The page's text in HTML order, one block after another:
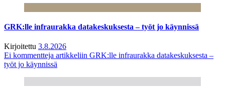
GRK:lle infraurakka datakeskuksesta – työt jo käynnissä
Kirjoitettu 3.8.2026
Ei kommentteja artikkeliin GRK:lle infraurakka datakeskuksesta –
työt jo käynnissä